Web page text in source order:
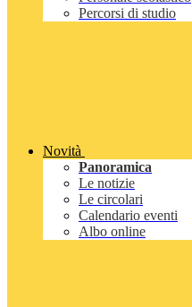
Percorsi di studio
Novità
Panoramica
Le notizie
Le circolari
Calendario eventi
Albo online